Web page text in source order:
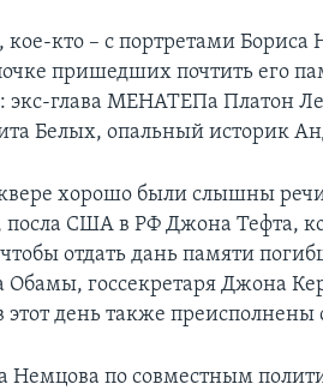
кто – с портретами
пришедших почтить его
экс-глава МЕНАТЕПа Платон
Белых, опальный историк
хорошо были слышны
посла США в РФ Джона Тефта,
отдать дань памяти
госсекретаря Джона
день также преисполнены
Немцова по совместным